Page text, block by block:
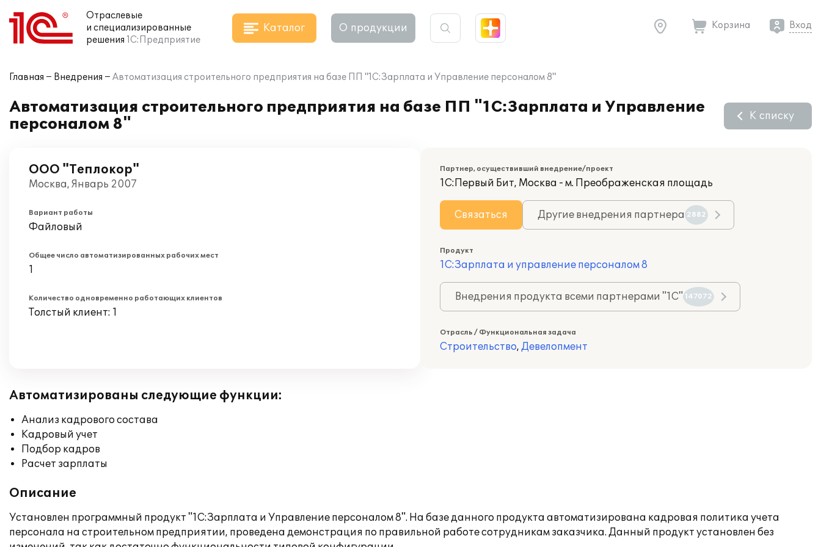
Отраслевые
и специализированные
решения 1С:Предприятие
Каталог О продукции Корзина Вход
Главная Внедрения Автоматизация строительного предприятия на базе ПП "1С:Зарплата и Управление персоналом 8"
Автоматизация строительного предприятия на базе ПП "1С:Зарплата и Управление
персоналом 8"
К списку
ООО "Теплокор"
Москва, Январь 2007
Вариант работы
Файловый
Общее число автоматизированных рабочих мест
1
Количество одновременно работающих клиентов
Толстый клиент: 1
Партнер, осуществивший внедрение/проект
1С:Первый Бит, Москва - м. Преображенская площадь
Связаться Другие внедрения партнера 2882
Продукт
1С:Зарплата и управление персоналом 8
Внедрения продукта всеми партнерами "1С" 147072
Отрасль / Функциональная задача
Строительство, Девелопмент
Автоматизированы следующие функции:
Анализ кадрового состава
Кадровый учет
Подбор кадров
Расчет зарплаты
Описание
Установлен программный продукт "1С:Зарплата и Управление персоналом 8". На базе данного продукта автоматизирована кадровая политика учета
персонала на строительном предприятии, проведена демонстрация по правильной работе сотрудникам заказчика. Данный продукт установлен без